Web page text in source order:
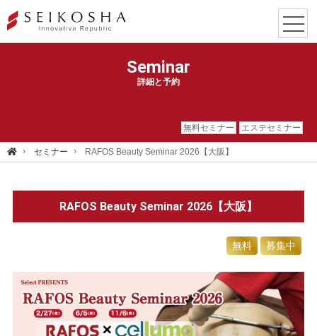
Seminar
詳細と予約
無料セミナー エステセミナー
セミナー RAFOS Beauty Seminar 2026【大阪】
RAFOS Beauty Seminar 2026【大阪】
無料 募集中